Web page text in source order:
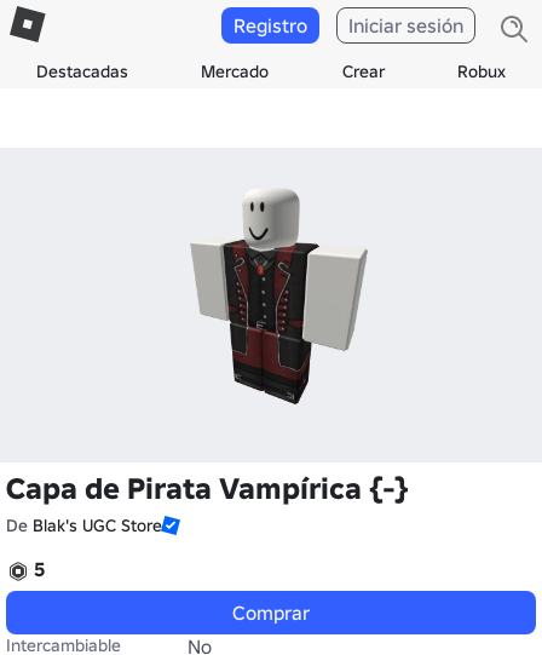
Destacadas Mercado Crear Robux
Registro Iniciar sesión
Capa de Pirata Vampírica {-}
De Blak's UGC Store
5
Comprar
Intercambiable
No